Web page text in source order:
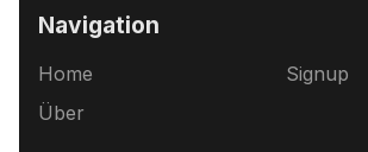
Navigation
Home
Über
Signup